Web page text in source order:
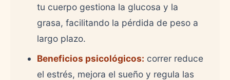
tu cuerpo gestiona la glucosa y la
grasa, facilitando la pérdida de peso a
largo plazo.
Beneficios psicológicos: correr reduce
el estrés, mejora el sueño y regula las